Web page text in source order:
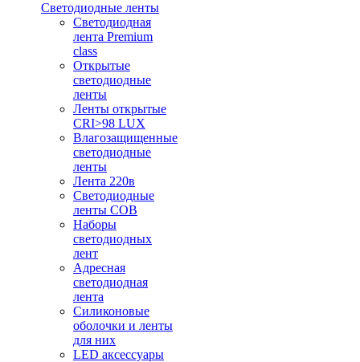
Светодиодные ленты
Светодиодная
лента Premium
class
Открытые
светодиодные
ленты
Ленты открытые
CRI>98 LUX
Влагозащищенные
светодиодные
ленты
Лента 220в
Светодиодные
ленты COB
Наборы
светодиодных
лент
Адресная
светодиодная
лента
Силиконовые
оболочки и ленты
для них
LED аксессуары